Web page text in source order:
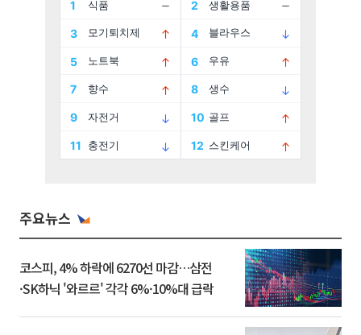
주요뉴스
코스피, 4% 하락에 6270선 마감…삼전
·SK하닉 '와르르' 각각 6%·10%대 급락